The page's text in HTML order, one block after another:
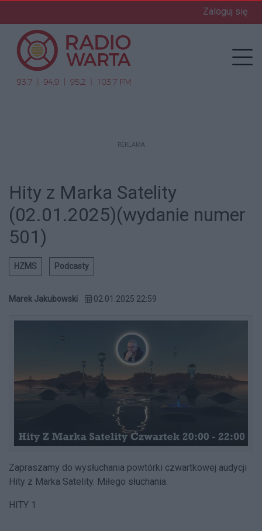
Zaloguj się
REKLAMA
Hity z Marka Satelity
(02.01.2025)(wydanie numer
501)
HZMS Podcasty
Marek Jakubowski 02.01.2025 22:59
Zapraszamy do wysłuchania powtórki czwartkowej audycji
Hity z Marka Satelity. Miłego słuchania.
HITY 1